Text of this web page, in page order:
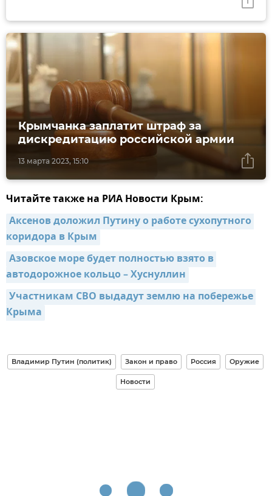
13 марта 2023, 15:10
Крымчанка заплатит штраф за
дискредитацию российской армии
Читайте также на РИА Новости Крым:
Аксенов доложил Путину о работе сухопутного
коридора в Крым
Азовское море будет полностью взято в
автодорожное кольцо – Хуснуллин
Участникам СВО выдадут землю на побережье
Крыма
Владимир Путин (политик) Закон и право Россия Оружие
Новости